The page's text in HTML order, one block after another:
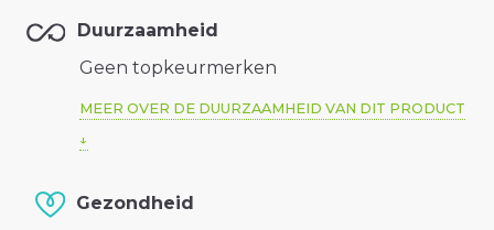
Duurzaamheid
Geen topkeurmerken
MEER OVER DE DUURZAAMHEID VAN DIT PRODUCT
Gezondheid